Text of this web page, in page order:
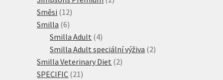
Směsi 1212
Smilla 66
produktů
Smilla Adult 44
produkty
Smilla Adult speciální výživa 22
Smilla Veterinary Diet 22
SPECIFIC 21 21